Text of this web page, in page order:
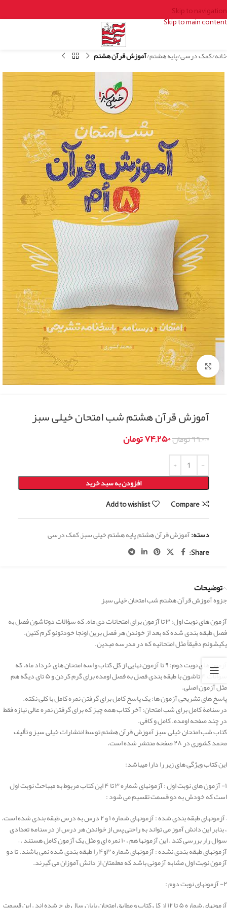
Skip to navigation
Skip to main content
خانه کمک درسی پایه هشتم آموزش قرآن هشتم
Click to enlarge
آموزش قرآن هشتم شب امتحان خیلی سبز
۹۹,۰۰۰تومان۷۴,۲۵۰تومان
افزودن به سبد خرید
Compare
Add to wishlist
دسته:آموزش قرآن هشتم,پایه هشتم,خیلی سبز,کمک درسی
Share:
توضیحات
جزوه آموزش قرآن هشتم شب امتحان خیلی سبز
آزمون های نوبت اول: ۳ تا آزمون برای امتحانات دی ماه. که سؤالات دوتاشون فصل به
فصل طبقه بندی شده که بعد از خوندن هر فصل برین اونجا خودتونو گرم کنین.
یکیشونم دقیقاً مثل امتحانیه که در مدرسه میدین.
آزمون های نوبت دوم: ۹ تا آزمون نهایی از کل کتاب واسه امتحان های خرداد ماه. که
سؤالات ۴ تاشون با طبقه بندی فصل به فصل اومده برای گرم کردن و ۵ تای دیگه هم
مثل آزمون اصلی.
پاسخ های تشریحی آزمون ها: یک پاسخ کامل برای گرفتن نمره کامل با کلی نکته.
درسنامۀ کامل برای شب امتحان: آخر کتاب همه چیز که برای گرفتن نمره عالی نیازه فقط
در چند صفحه اومده. کامل و کافی.
کتاب شب امتحان خیلی سبز آموزش قرآن هشتم توسط انتشارات خیلی سبز و تألیف
محمد کشوری در ۲۸ صفحه منتشر شده است.
این کتاب ویژگی های زیر را دارا میباشد:
۱- آزمون های نوبت اول : آزمونهای شماره ۳ تا ۴ این کتاب مربوط به مبباحث نوبت اول
است که خودش به دو قسمت تقسیم می شود :
– آزمونهای طبقه بندی شده : آزمونهای شماره ۱ و ۲ درس به درس طبقه بندی شده است.
، بنابر این دانش آموز می تواند به راحتی پس از خواندن هر درس از درسنامه تعدادی
سوال رار بررسی کند . این آزمونها هم ، ۱۰ نمره ای و مثل یک آزمون کامل هستند . –
آزمونهای طبقه بندی نشده : آزمونهای شماره ۳و۴ را طبقه بندی شده نمی باشند. تا دو
آزمون نوبت اول مشابه آزمونی باشد که معلمتان از دانش آموزان می گیرند.
۲- آزمونهای نوبت دوم :
آزمونهای شماره ۵ تا ۱۲ از کل کتاب و مطابق امتحان پایان سال طرح شده اند . این قسمت